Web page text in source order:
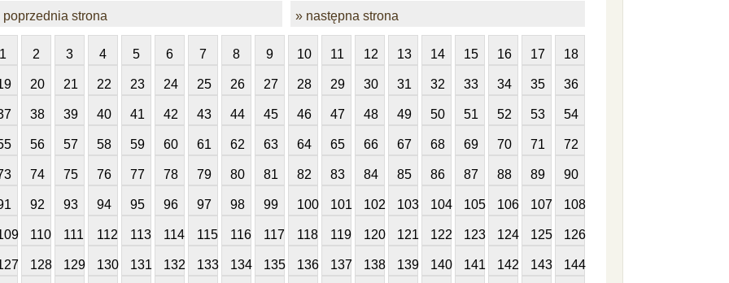
poprzednia strona » następna strona
1 2 3 4 5 6 7 8 9 10 11 12 13 14 15 16 17 18
20 21 22 23 24 25 26 27 28 29 30 31 32 33 34 35 36
38 39 40 41 42 43 44 45 46 47 48 49 50 51 52 53 54
56 57 58 59 60 61 62 63 64 65 66 67 68 69 70 71 72
74 75 76 77 78 79 80 81 82 83 84 85 86 87 88 89 90
92 93 94 95 96 97 98 99 100 101 102 103 104 105 106 107 108
110 111 112 113 114 115 116 117 118 119 120 121 122 123 124 125 126
128 129 130 131 132 133 134 135 136 137 138 139 140 141 142 143 144